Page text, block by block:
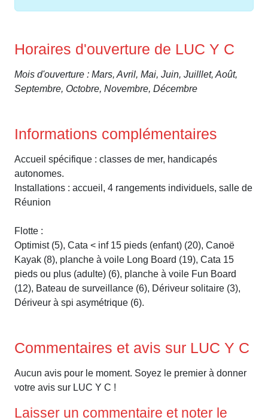
Horaires d'ouverture de LUC Y C
Mois d'ouverture : Mars, Avril, Mai, Juin, Juilllet, Août,
Septembre, Octobre, Novembre, Décembre
Informations complémentaires
Accueil spécifique : classes de mer, handicapés
autonomes.
Installations : accueil, 4 rangements individuels, salle de
Réunion
Flotte :
Optimist (5), Cata < inf 15 pieds (enfant) (20), Canoë
Kayak (8), planche à voile Long Board (19), Cata 15
pieds ou plus (adulte) (6), planche à voile Fun Board
(12), Bateau de surveillance (6), Dériveur solitaire (3),
Dériveur à spi asymétrique (6).
Commentaires et avis sur LUC Y C
Aucun avis pour le moment. Soyez le premier à donner
votre avis sur LUC Y C !
Laisser un commentaire et noter le